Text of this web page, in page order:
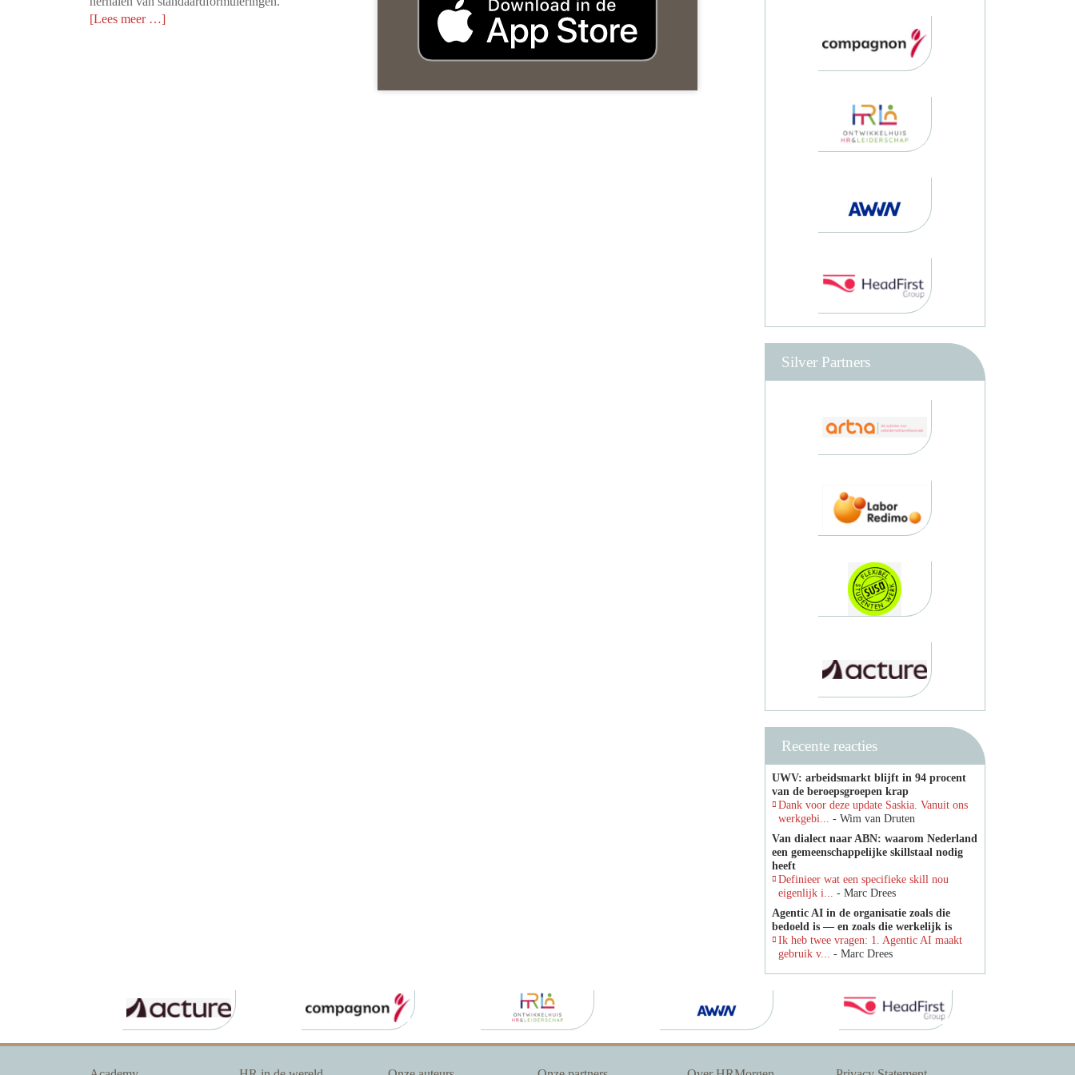
[Lees meer …]
Silver Partners
Recente reacties
UWV: arbeidsmarkt blijft in 94 procent
van de beroepsgroepen krap
Dank voor deze update Saskia. Vanuit ons
werkgebi... - Wim van Druten
Van dialect naar ABN: waarom Nederland
een gemeenschappelijke skillstaal nodig
heeft
Definieer wat een specifieke skill nou
eigenlijk i... - Marc Drees
Agentic AI in de organisatie zoals die
bedoeld is — en zoals die werkelijk is
Ik heb twee vragen: 1. Agentic AI maakt
gebruik v... - Marc Drees